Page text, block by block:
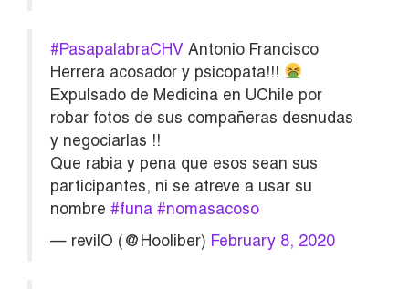
#PasapalabraCHV Antonio Francisco
Herrera acosador y psicopata!!!
Expulsado de Medicina en UChile por
robar fotos de sus compañeras desnudas
y negociarlas !!
Que rabia y pena que esos sean sus
participantes, ni se atreve a usar su
nombre #funa #nomasacoso
— revilO (@Hooliber) February 8, 2020